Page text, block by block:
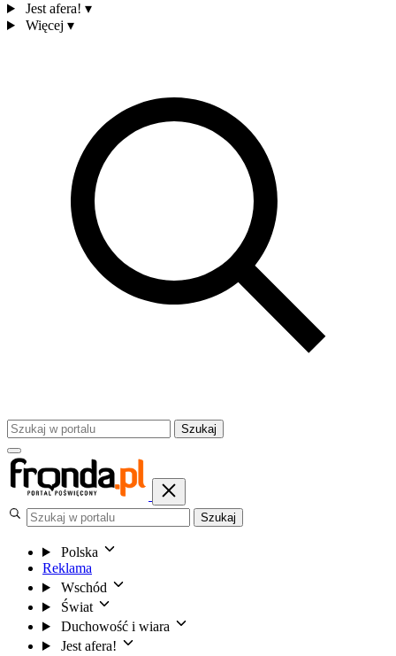
Jest afera! ▾
Więcej ▾
Szukaj
Szukaj
Polska
Reklama
Wschód
Świat
Duchowość i wiara
Jest afera!